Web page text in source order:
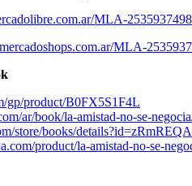
MLA-
MLA-
gp/product/B0FX5S1F4L
ar/book/la-amistad-no-se-
store/books/
product/la-amistad-no-se-